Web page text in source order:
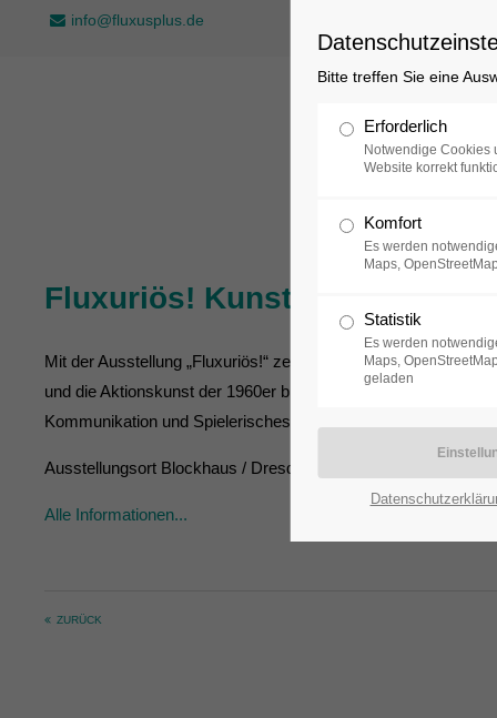
info@fluxusplus.de
Sammlung
Fluxuriös! Kunst und Anti-
Mit der Ausstellung „Fluxuriös!“ zeigt das ADA eine der
und die Aktionskunst der 1960er bis 1990er Jahre brechen
Kommunikation und Spielerisches miteinander verschmelzen.
Ausstellungsort Blockhaus / Dresden , Laufzeit noch bis
Alle Informationen...
ZURÜCK
Bitte treffen Sie eine
Erforderlich
Notwendige Cookies
Website korrekt
Komfort
Es werden
Maps,
Statistik
Es werden
Maps,
geladen